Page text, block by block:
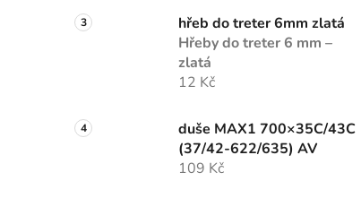
hřeb do treter 6mm zlatá
Hřeby do treter 6 mm –
zlatá
12 Kč
duše MAX1 700×35C/43C
(37/42-622/635) AV
109 Kč